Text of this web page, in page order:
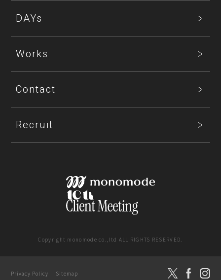
DAYs
Works
Contact
Recruit
Copyright monomode co.,ltd ALL RIGHTS RESERVED.
Privacy Policy Sitemap